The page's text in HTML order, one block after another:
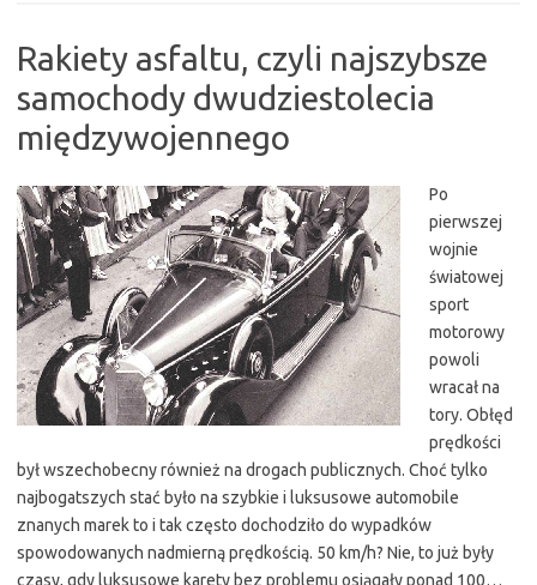
Rakiety asfaltu, czyli najszybsze
samochody dwudziestolecia
międzywojennego
Po
pierwszej
wojnie
światowej
sport
motorowy
powoli
wracał na
tory. Obłęd
prędkości
był wszechobecny również na drogach publicznych. Choć tylko
najbogatszych stać było na szybkie i luksusowe automobile
znanych marek to i tak często dochodziło do wypadków
spowodowanych nadmierną prędkością. 50 km/h? Nie, to już były
czasy, gdy luksusowe karety bez problemu osiągały ponad 100…